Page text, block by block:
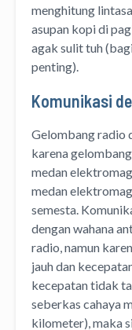
menghitung
asupan kopi di
agak sulit tuh
penting).
Komunikasi
Gelombang radio
karena
medan
medan
semesta.
dengan wahana
radio, namun
jauh dan
kecepatan tidak
seberkas cahaya
kilometer), maka